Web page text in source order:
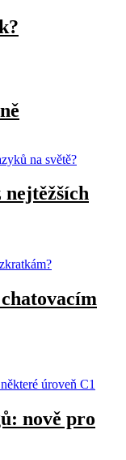
nejtěžších
nově pro